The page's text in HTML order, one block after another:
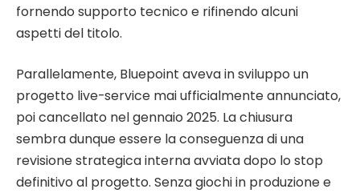
fornendo supporto tecnico e rifinendo alcuni
aspetti del titolo.
Parallelamente, Bluepoint aveva in sviluppo un
progetto live-service mai ufficialmente annunciato,
poi cancellato nel gennaio 2025. La chiusura
sembra dunque essere la conseguenza di una
revisione strategica interna avviata dopo lo stop
definitivo al progetto. Senza giochi in produzione e